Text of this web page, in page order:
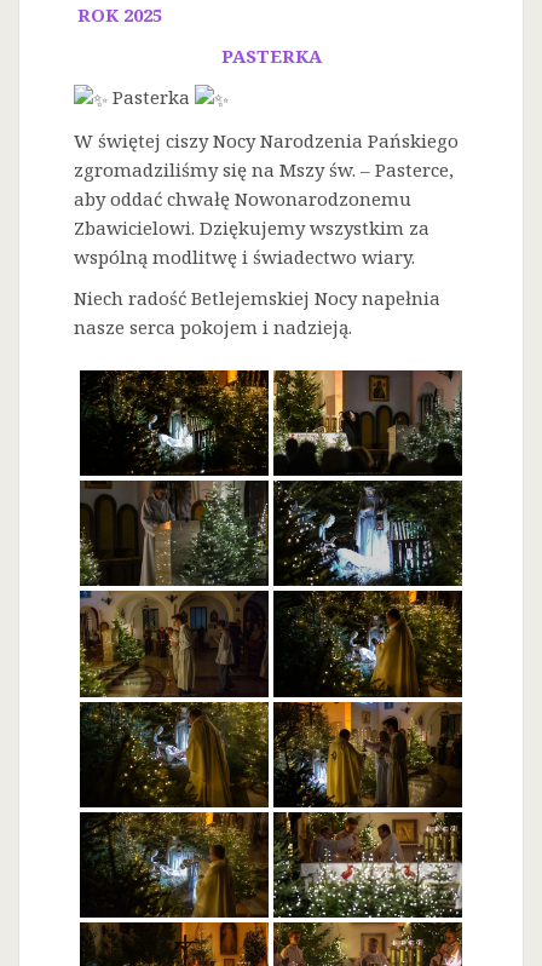
ROK 2025
PASTERKA
Pasterka
W świętej ciszy Nocy Narodzenia Pańskiego
zgromadziliśmy się na Mszy św. – Pasterce,
aby oddać chwałę Nowonarodzonemu
Zbawicielowi. Dziękujemy wszystkim za
wspólną modlitwę i świadectwo wiary.
Niech radość Betlejemskiej Nocy napełnia
nasze serca pokojem i nadzieją.